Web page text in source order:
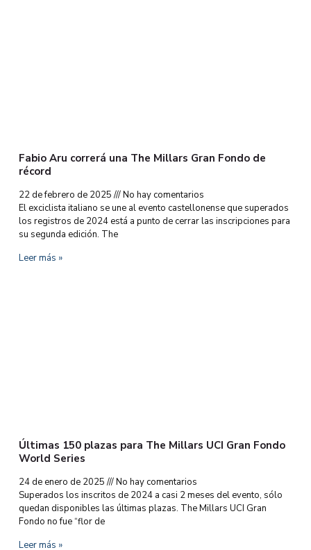
Fabio Aru correrá una The Millars Gran Fondo de
récord
22 de febrero de 2025
No hay comentarios
El exciclista italiano se une al evento castellonense que superados
los registros de 2024 está a punto de cerrar las inscripciones para
su segunda edición. The
Leer más »
Últimas 150 plazas para The Millars UCI Gran Fondo
World Series
24 de enero de 2025
No hay comentarios
Superados los inscritos de 2024 a casi 2 meses del evento, sólo
quedan disponibles las últimas plazas. The Millars UCI Gran
Fondo no fue “flor de
Leer más »